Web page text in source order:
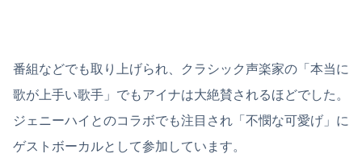
番組などでも取り上げられ、クラシック声楽家の「本当に
歌が上手い歌手」でもアイナは大絶賛されるほどでした。
ジェニーハイとのコラボでも注目され「不憫な可愛げ」に
ゲストボーカルとして参加しています。